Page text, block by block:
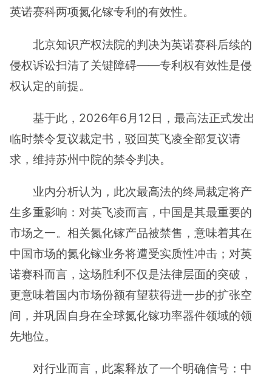
英诺赛科两项氮化镓专利的有效性。
北京知识产权法院的判决为英诺赛科后续的
侵权诉讼扫清了关键障碍——专利权有效性是侵
权认定的前提。
基于此，2026年6月12日，最高法正式发出
临时禁令复议裁定书，驳回英飞凌全部复议请
求，维持苏州中院的禁令判决。
业内分析认为，此次最高法的终局裁定将产
生多重影响：对英飞凌而言，中国是其最重要的
市场之一。相关氮化镓产品被禁售，意味着其在
中国市场的氮化镓业务将遭受实质性冲击；对英
诺赛科而言，这场胜利不仅是法律层面的突破，
更意味着国内市场份额有望获得进一步的扩张空
间，并巩固自身在全球氮化镓功率器件领域的领
先地位。
对行业而言，此案释放了一个明确信号：中